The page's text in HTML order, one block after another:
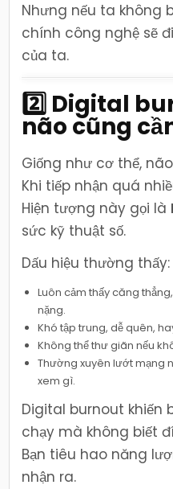
Nhưng nếu ta không
chính công nghệ sẽ
của ta.
2️⃣ Digital
não cũng
Giống như cơ thể,
Khi tiếp nhận quá
Hiện tượng này gọi là
sức kỹ thuật số.
Dấu hiệu thường thấy:
Luôn cảm thấy căng
nặng.
Khó tập trung, dễ quên,
Không thể thư giãn nếu
Thường xuyên lướt mạng
xem gì.
Digital burnout khiến
chạy mà không biết
Bạn tiêu hao năng
nhận ra.